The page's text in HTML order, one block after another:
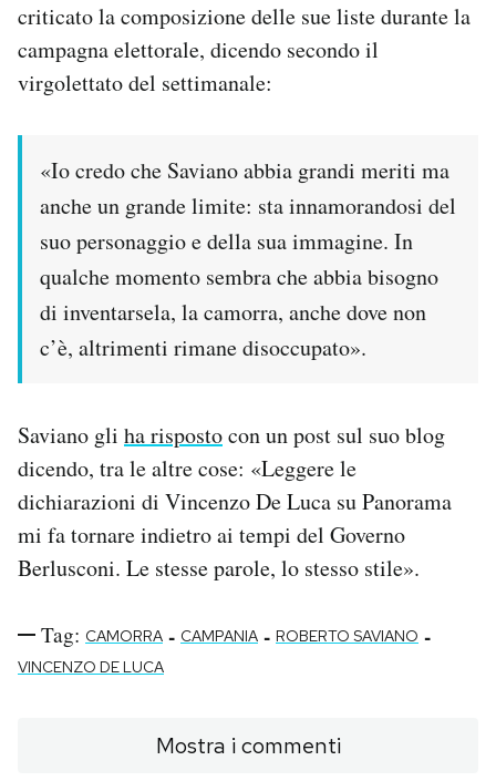
Newsletter
Notifiche mobile
Regala il Post
Hai bisogno di aiuto?
criticato la composizione delle sue liste durante la
campagna elettorale, dicendo secondo il
virgolettato del settimanale:
«Io credo che Saviano abbia grandi meriti ma
anche un grande limite: sta innamorandosi del
suo personaggio e della sua immagine. In
qualche momento sembra che abbia bisogno
di inventarsela, la camorra, anche dove non
c’è, altrimenti rimane disoccupato».
Saviano gli ha rispostocon un post sul suo blog
dicendo, tra le altre cose: «Leggere le
dichiarazioni di Vincenzo De Luca su Panorama
mi fa tornare indietro ai tempi del Governo
Berlusconi. Le stesse parole, lo stesso stile».
Tag: CAMORRA - CAMPANIA - ROBERTO SAVIANO -
VINCENZO DE LUCA
Mostra i commenti